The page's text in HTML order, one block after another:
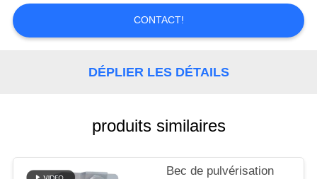
NOUVELLES
SITE
CONTACT!
DÉPLIER LES DÉTAILS
produits similaires
Bec de pulvérisation